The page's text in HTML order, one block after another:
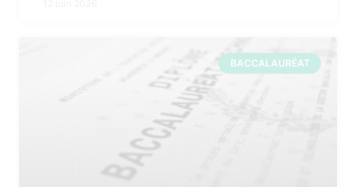
BACCALAURÉAT